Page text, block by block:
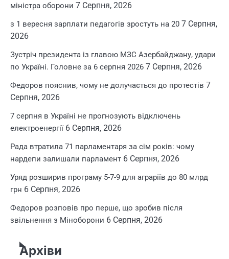
міністра оборони 7 Серпня, 2026
з 1 вересня зарплати педагогів зростуть на 20 7 Серпня,
2026
Зустріч президента із главою МЗС Азербайджану, удари
по Україні. Головне за 6 серпня 2026 7 Серпня, 2026
Федоров пояснив, чому не долучається до протестів 7
Серпня, 2026
7 серпня в Україні не прогнозують відключень
електроенергії 6 Серпня, 2026
Рада втратила 71 парламентаря за сім років: чому
нардепи залишали парламент 6 Серпня, 2026
Уряд розширив програму 5-7-9 для аграріїв до 80 млрд
грн 6 Серпня, 2026
Федоров розповів про перше, що зробив після
звільнення з Міноборони 6 Серпня, 2026
Архіви